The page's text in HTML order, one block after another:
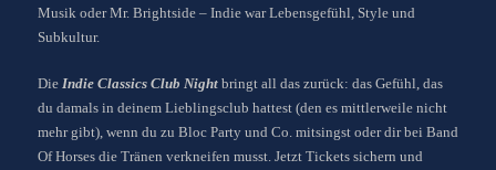
Musik oder Mr. Brightside – Indie war Lebensgefühl, Style und
Subkultur.
Die Indie Classics Club Night bringt all das zurück: das Gefühl, das
du damals in deinem Lieblingsclub hattest (den es mittlerweile nicht
mehr gibt), wenn du zu Bloc Party und Co. mitsingst oder dir bei Band
Of Horses die Tränen verkneifen musst. Jetzt Tickets sichern und